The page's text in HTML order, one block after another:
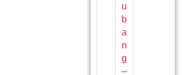
u
b
a
n
g
–